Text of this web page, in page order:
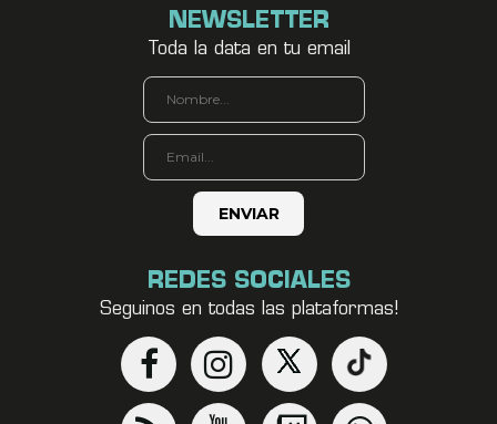
NEWSLETTER
Toda la data en tu email
REDES SOCIALES
Seguinos en todas las plataformas!